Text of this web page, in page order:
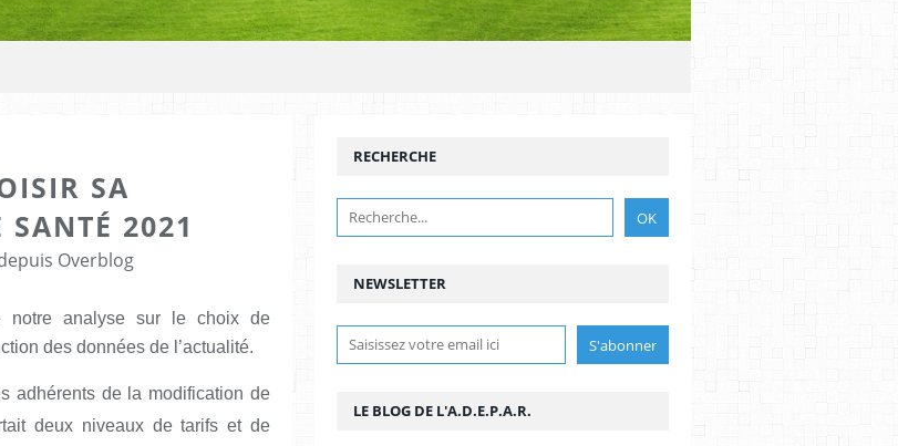
SA
SANTÉ 2021
Overblog
notre analyse sur le choix de
des données de l’actualité.
adhérents de la modification de
deux niveaux de tarifs et de
NEWSLETTER
RECHERCHE
LE BLOG DE L'A.D.E.P.A.R.